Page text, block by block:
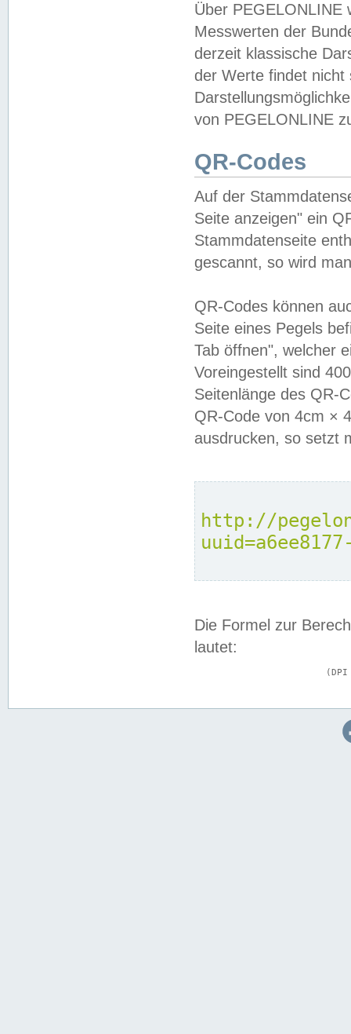
Über PEGELONLINE
Messwerten der
derzeit klassische
der Werte findet
von PEGELONLINE
QR-Codes
Auf der
Seite anzeigen" ein
Stammdatenseite
gescannt, so wird
QR-Codes können
Seite eines Pegels
Tab öffnen", welcher
Voreingestellt sind
Seitenlänge des QR-
QR-Code von 4cm ×
ausdrucken, so setzt
http://
Die Formel zur
lautet: